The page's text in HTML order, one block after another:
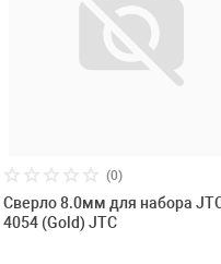
(0)
Сверло 8.0мм для набора
4054 (Gold) JTC